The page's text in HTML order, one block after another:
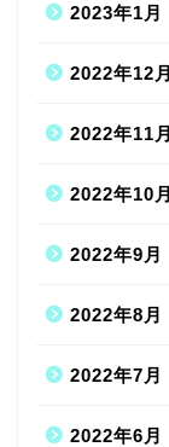
2023年1月
2022年12月
2022年11月
2022年10月
2022年9月
2022年8月
2022年7月
2022年6月